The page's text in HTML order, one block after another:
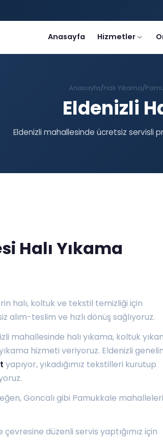
Anasayfa Hizmetler
Anasayfa Halı Yıkama
Eldenizli
Eldenizli mahallesinde ücretsiz servisli
Halı Yıkama
halı, koltuk ve tekstil temizliği için
teslim ve hızlı dönüş sağlıyoruz.
mahallesinde halı yıkama, koltuk
hizmeti veriyoruz. Eldenizli
yapıyor, yıkadığımız tekstilleri kurutup
,Goncalı gibi Pamukkale
düzenli servis yaptığımız için